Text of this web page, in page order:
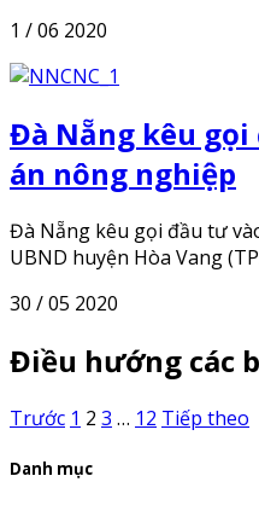
1 / 06 2020
Đà Nẵng kêu
án nông nghiệp
Đà Nẵng kêu gọi đầu tư
UBND huyện Hòa Vang
30 / 05 2020
Điều hướng các
Trước 1 2 3 … 12 Tiếp theo
Danh mục